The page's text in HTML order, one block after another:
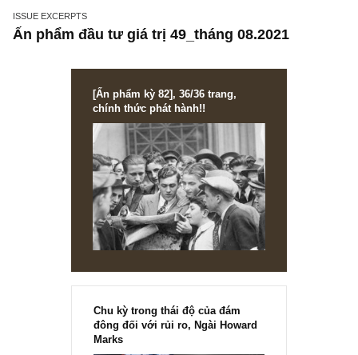
Ấn phẩm đầu tư giá trị 49_tháng 08.2021
[Ấn phẩm kỳ 82], 36/36 trang,
chính thức phát hành!!